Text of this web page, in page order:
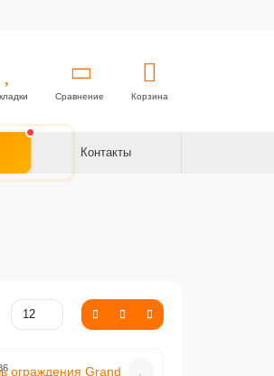
Сравнение Корзина
Контакты